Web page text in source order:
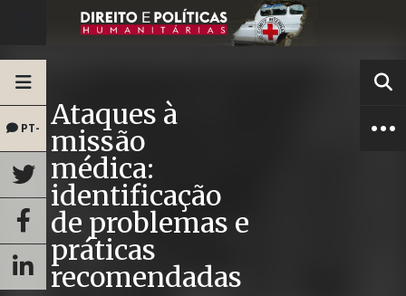
PT-
BR
Ataques à
missão
médica:
identificação
de problemas e
práticas
recomendadas